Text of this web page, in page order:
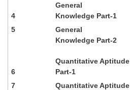
4
5
General
Knowledge Part-1
General
Knowledge Part-2
6
7
Quantitative Aptitude
Part-1
Quantitative Aptitude